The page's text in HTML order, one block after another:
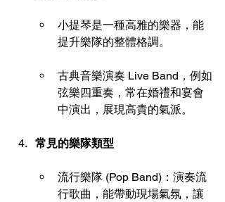
小提琴是一種高雅的樂器，能
提升樂隊的整體格調。
古典音樂演奏 Live Band，例如
弦樂四重奏，常在婚禮和宴會
中演出，展現高貴的氣派。
常見的樂隊類型
流行樂隊 (Pop Band)：演奏流
行歌曲，能帶動現場氣氛，讓